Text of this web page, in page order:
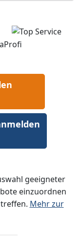
geeigneter
einzuordnen
Mehr zur